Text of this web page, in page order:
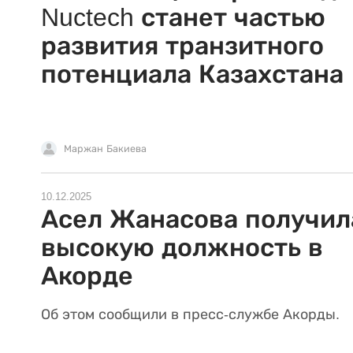
Nuctech станет частью
развития транзитного
потенциала Казахстана
Маржан Бакиева
10.12.2025
Асел Жанасова
высокую должность в
Акорде
Об этом сообщили в пресс-службе Акорды.